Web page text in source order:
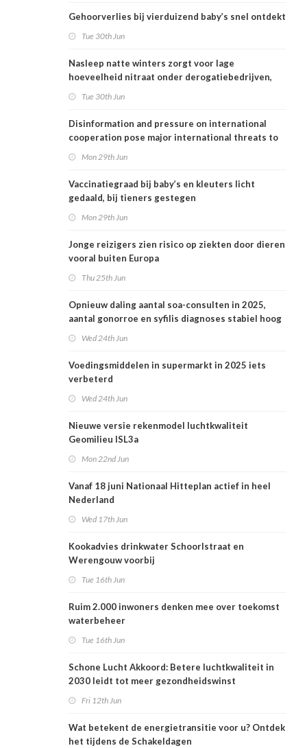
Gehoorverlies bij vierduizend baby’s snel ontdekt
Tue 30th Jun
Nasleep natte winters zorgt voor lage
hoeveelheid nitraat onder derogatiebedrijven,
Tue 30th Jun
Disinformation and pressure on international
cooperation pose major international threats to
Mon 29th Jun
Vaccinatiegraad bij baby’s en kleuters licht
gedaald, bij tieners gestegen
Mon 29th Jun
Jonge reizigers zien risico op ziekten door dieren
vooral buiten Europa
Thu 25th Jun
Opnieuw daling aantal soa-consulten in 2025,
aantal gonorroe en syfilis diagnoses stabiel hoog
Wed 24th Jun
Voedingsmiddelen in supermarkt in 2025 iets
verbeterd
Wed 24th Jun
Nieuwe versie rekenmodel luchtkwaliteit
Geomilieu ISL3a
Mon 22nd Jun
Vanaf 18 juni Nationaal Hitteplan actief in heel
Nederland
Wed 17th Jun
Kookadvies drinkwater Schoorlstraat en
Werengouw voorbij
Tue 16th Jun
Ruim 2.000 inwoners denken mee over toekomst
waterbeheer
Tue 16th Jun
Schone Lucht Akkoord: Betere luchtkwaliteit in
2030 leidt tot meer gezondheidswinst
Fri 12th Jun
Wat betekent de energietransitie voor u? Ontdek
het tijdens de Schakeldagen